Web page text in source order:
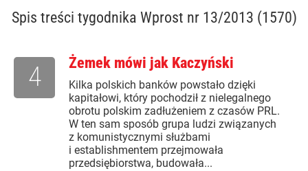
Spis treści tygodnika Wprost nr 13/2013 (1570)
Żemek mówi jak Kaczyński
Kilka polskich banków powstało dzięki
kapitałowi, który pochodził z nielegalnego
obrotu polskim zadłużeniem z czasów PRL.
W ten sam sposób grupa ludzi związanych
z komunistycznymi służbami
i establishmentem przejmowała
przedsiębiorstwa, budowała...
4